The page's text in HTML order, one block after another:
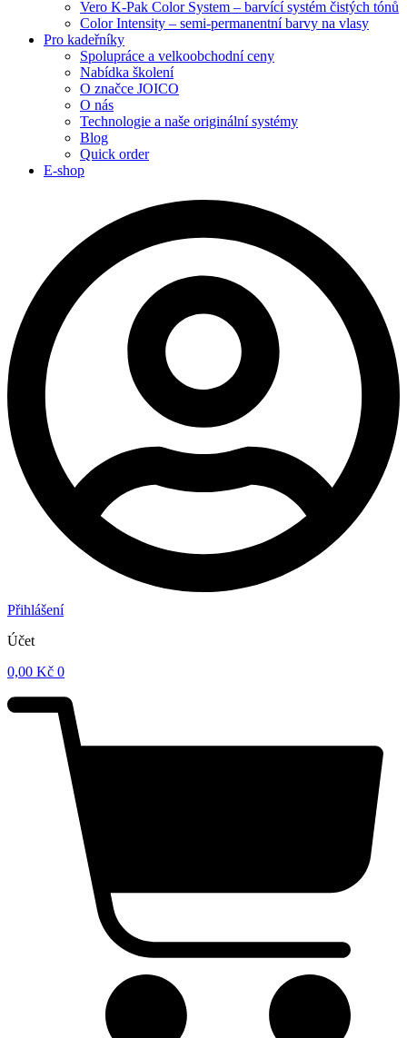
Vero K-Pak Color System – barvící systém čistých tónů
Color Intensity – semi-permanentní barvy na vlasy
Pro kadeřníky
Spolupráce a velkoobchodní ceny
Nabídka školení
O značce JOICO
O nás
Technologie a naše originální systémy
Blog
Quick order
E-shop
Přihlášení
Účet
0,00 Kč 0